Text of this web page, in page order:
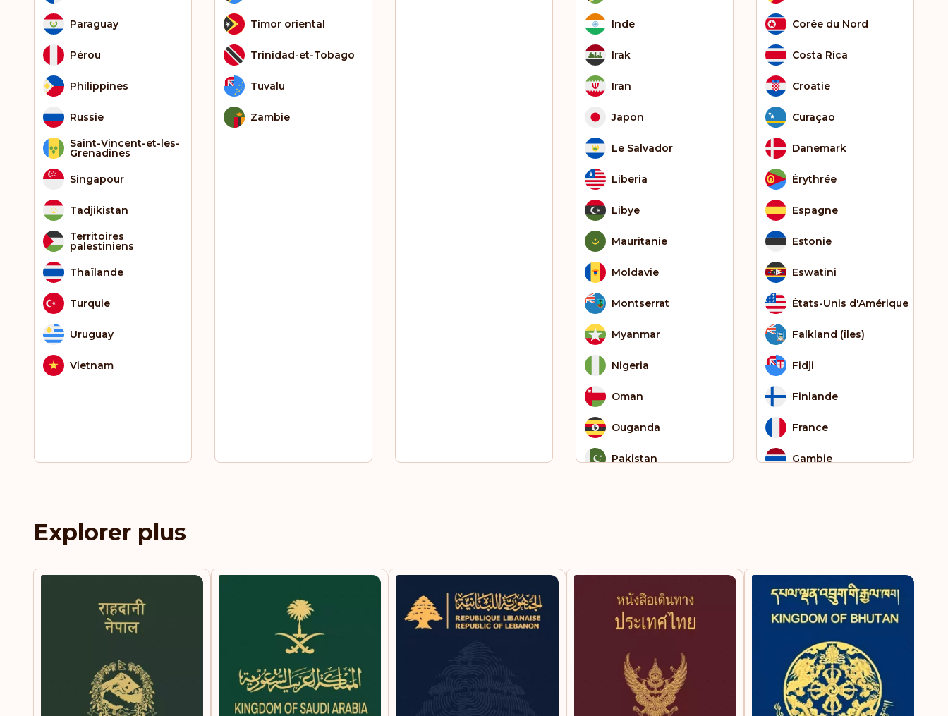
Paraguay
Pérou
Philippines
Russie
Saint-Vincent-et-les-
Grenadines
Singapour
Tadjikistan
Territoires
palestiniens
Thaïlande
Turquie
Uruguay
Vietnam
Timor oriental
Trinidad-et-Tobago
Tuvalu
Zambie
Inde
Irak
Iran
Japon
Le Salvador
Liberia
Libye
Mauritanie
Moldavie
Montserrat
Myanmar
Nigeria
Oman
Ouganda
Pakistan
Sainte-Hélène
Sao Tomé et Principe
Sierra Leone
Somalie
Corée du Nord
Costa Rica
Croatie
Curaçao
Danemark
Érythrée
Espagne
Estonie
Eswatini
États-Unis d'Amérique
Falkland (îles)
Fidji
Finlande
France
Gambie
Groenland
Guam
Guatemala
Guyane française
Explorer plus